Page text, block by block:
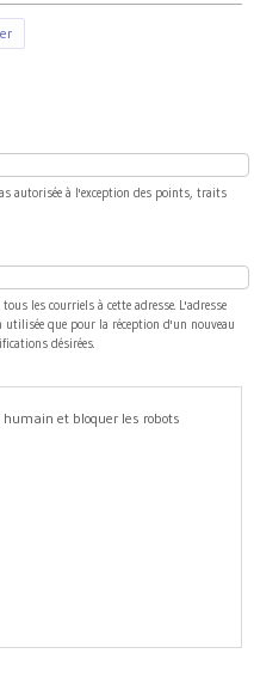
autorisée à l'exception des points, traits
les courriels à cette adresse. L'adresse
utilisée que pour la réception d'un nouveau
désirées.
et bloquer les robots